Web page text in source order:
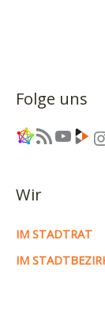
Folge uns
Link RSS-Feed YouTube Link
Wir
IM STADTRAT
IM